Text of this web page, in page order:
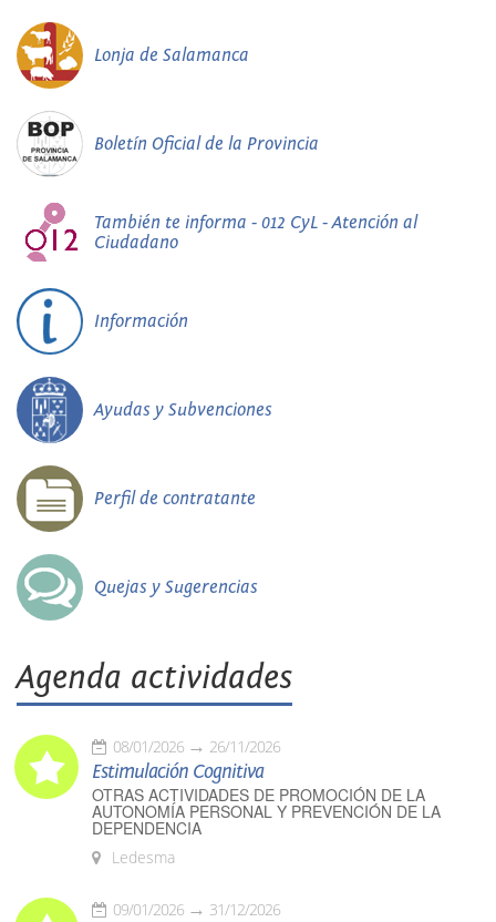
Lonja de Salamanca
Boletín Oficial de la Provincia
También te informa - 012 CyL - Atención al
Ciudadano
Información
Ayudas y Subvenciones
Perfil de contratante
Quejas y Sugerencias
Agenda actividades
08/01/2026 26/11/2026
Estimulación Cognitiva
OTRAS ACTIVIDADES DE PROMOCIÓN DE LA
AUTONOMÍA PERSONAL Y PREVENCIÓN DE LA
DEPENDENCIA
Ledesma
09/01/2026 31/12/2026